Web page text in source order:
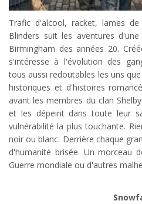
Trafic d'alcool, racket, lames
Blinders suit les aventures
Birmingham des années 20.
s'intéresse à l'évolution des
tous aussi redoutables les uns
historiques et d'histoires
avant les membres du clan
et les dépeint dans toute leur
vulnérabilité la plus touchante.
noir ou blanc. Derrière chaque
d'humanité brisée. Un morceau
Guerre mondiale ou d'autres